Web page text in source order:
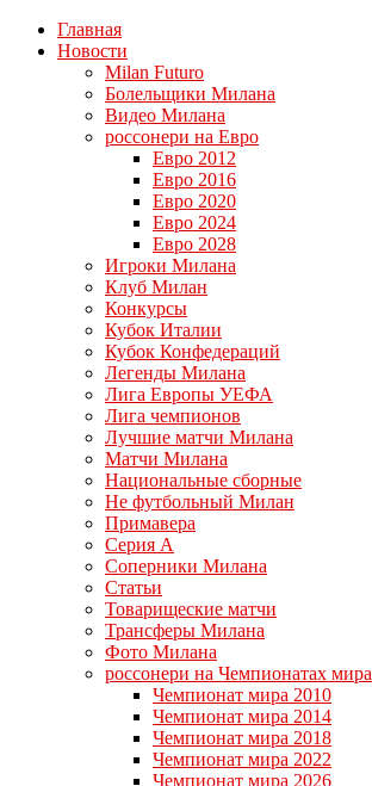
Главная
Новости
Milan Futuro
Болельщики Милана
Видео Милана
россонери на Евро
Евро 2012
Евро 2016
Евро 2020
Евро 2024
Евро 2028
Игроки Милана
Клуб Милан
Конкурсы
Кубок Италии
Кубок Конфедераций
Легенды Милана
Лига Европы УЕФА
Лига чемпионов
Лучшие матчи Милана
Матчи Милана
Национальные сборные
Не футбольный Милан
Примавера
Серия А
Соперники Милана
Статьи
Товарищеские матчи
Трансферы Милана
Фото Милана
россонери на Чемпионатах мира
Чемпионат мира 2010
Чемпионат мира 2014
Чемпионат мира 2018
Чемпионат мира 2022
Чемпионат мира 2026